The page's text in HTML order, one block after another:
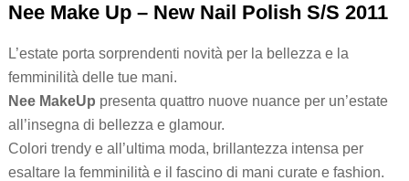
Nee Make Up – New Nail Polish S/S 2011
L’estate porta sorprendenti novità per la bellezza e la
femminilità delle tue mani.
Nee MakeUp presenta quattro nuove nuance per un’estate
all’insegna di bellezza e glamour.
Colori trendy e all’ultima moda, brillantezza intensa per
esaltare la femminilità e il fascino di mani curate e fashion.